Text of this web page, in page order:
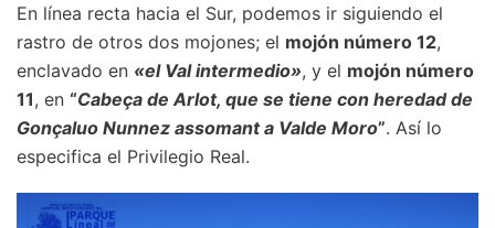
En línea recta hacia el Sur, podemos ir siguiendo el
rastro de otros dos mojones; el mojón número 12,
enclavado en «el Val intermedio», y el mojón número
11, en “Cabeça de Arlot, que se tiene con heredad de
Gonçaluo Nunnez assomant a Valde Moro”. Así lo
especifica el Privilegio Real.